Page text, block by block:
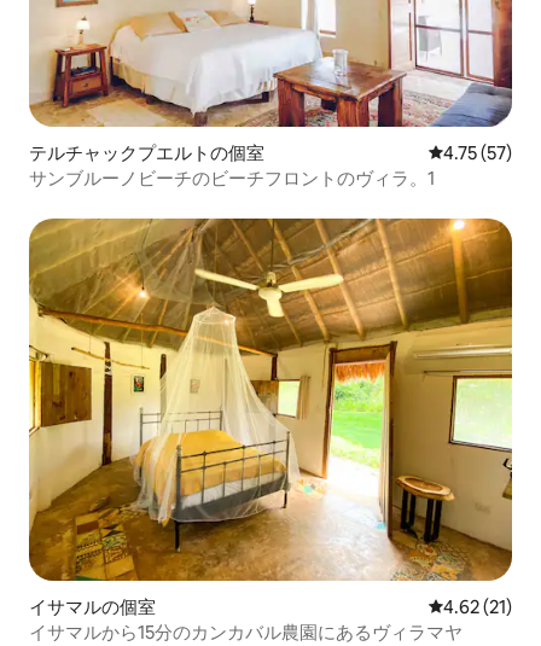
テルチャックプエルトの個室 レビュー57
4.75 (57)
サンブルーノビーチのビーチフロントのヴィラ。1
イサマルの個室 レビュー21
4.62 (21)
イサマルから15分のカンカバル農園にあるヴィラマヤ